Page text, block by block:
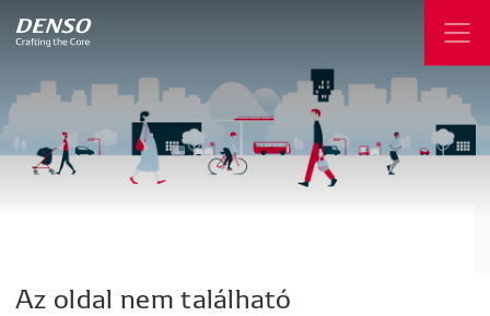
Az oldal nem található